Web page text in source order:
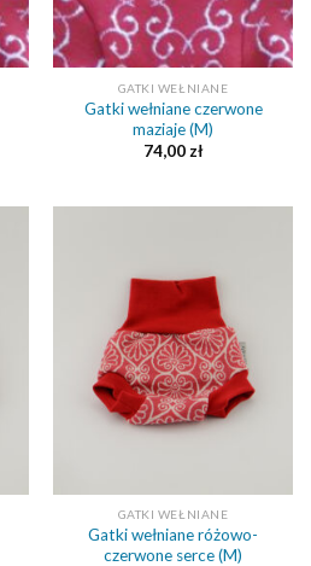
GATKI WEŁNIANE
Gatki wełniane czerwone
maziaje (M)
74,00 zł
GATKI WEŁNIANE
Gatki wełniane różowo-
czerwone serce (M)